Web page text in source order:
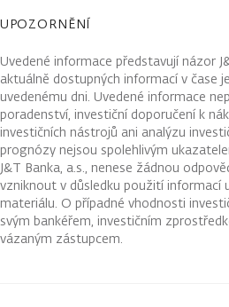
UPOZORNĚNÍ
Uvedené informace představují názor
aktuálně dostupných informací v čase
uvedenému dni. Uvedené informace
poradenství, investiční doporučení k
investičních nástrojů ani analýzu
prognózy nejsou spolehlivým
J&T Banka, a.s., nenese žádnou
vzniknout v důsledku použití informací
materiálu. O případné vhodnosti
svým bankéřem, investičním
vázaným zástupcem.